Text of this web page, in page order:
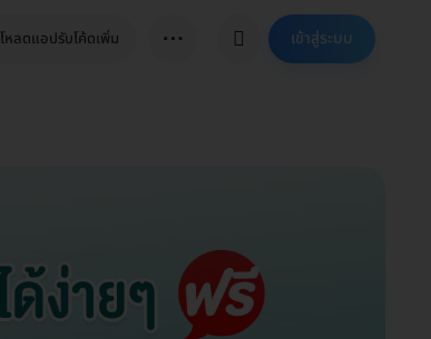
โหลดแอปรับโค้ดเพิ่ม ⋯ เข้าสู่ระบบ